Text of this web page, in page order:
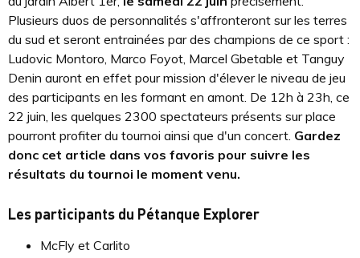
Plusieurs duos de personnalités s'affronteront sur les terres
du sud et seront entrainées par des champions de ce sport :
Ludovic Montoro, Marco Foyot, Marcel Gbetable et Tanguy
Denin auront en effet pour mission d'élever le niveau de jeu
des participants en les formant en amont. De 12h à 23h, ce
22 juin, les quelques 2300 spectateurs présents sur place
pourront profiter du tournoi ainsi que d'un concert. Gardez
donc cet article dans vos favoris pour suivre les
résultats du tournoi le moment venu.
Les participants du Pétanque Explorer
McFly et Carlito